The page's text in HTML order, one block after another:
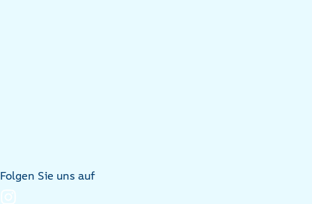
Folgen Sie uns auf